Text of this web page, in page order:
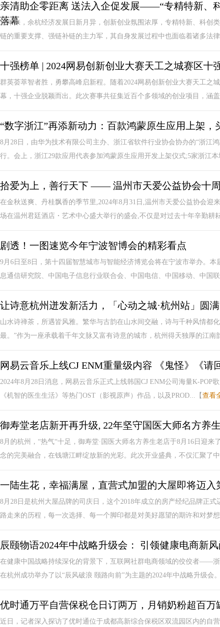
亲清助企零距离 送法入企促发展——“专精特新、
落幕
近年来，余杭经济发展日新月异，创新创业氛围浓厚，专精特新、科创
链的重要支撑、强链补链的主力军，其自身发展过程中也面临着诸多法
十强榜单 | 2024网易创新创业大赛天工之城赛区十
群英荟萃智者胜，勇攀高峰启新程。随着2024网易创新创业大赛天工之
幕，十强企业脱颖而出。此次赛事共征集近百个多领域的创业项目，涵
“数字浙江”再添新动力：百款鸿蒙原生应用上架
8月28日，由华为技术有限公司主办、浙江省软件行业协会协办的“浙江
行。会上，浙江29款应用代表参加鸿蒙原生应用开发上架仪式;5家浙江
拾爱为上，善行天下 —— 温州市天爱公益协会十
在金秋送爽、丹桂飘香的季节里,2024年8月31日,温州市天爱公益协会
场在温州君廷酒店・艺术中心盛大举行的盛会,不仅是对过去十年辛勤耕
剧透！一图速览今年宁波智博会的精彩看点
9月6日至8日，第十四届智慧城市与智能经济博览会将在宁波市举办。
息通信研究院、中国电子信息行业联合会、中国电信、中国移动、中国
让诗意杭州迸发新活力，「心动之城·杭州站」圆
山水诗禅茶，所遇皆风雅。繁华与古韵在山水间交融，诗与千种风情都
最。”作为一座承载着千年文脉又富有诗意的城市，杭州得天独厚的江南
网易云音乐上线CJ ENM重量级内容 《鬼怪》《请
2024年8月28日消息，网易云音乐正式上线韩国CJ ENM公司海量K-POP
《机智的医生生活》等热门OST（影视原声）作品，以及PROD...【 查看
御寿堂老店新开再升级, 22年坚守国医大师名方养
8月的杭州，“热气“十足，御寿堂·国医大师名方养生老店于8月16日迎
念的完美融合，在钱塘江畔绽放新的光彩。此次开业盛典，不仅汇聚了
一陆生花，幸福满屋，直营式加盟的大屋即将迈入
8月28日是杭州大屋品牌的司庆日，这个2018年成立的房产经纪品牌正
路走来的历程，每一次选择、每一个脚印都是对美好愿望的期许和对梦
辰颐物语2024年中战略升级会： 引领健康电商新
在健康中国战略持续深化的背景下，互联网社群电商领域的佼佼者——
在杭州成功举办了以“辰风破浪 颐路向前”为主题的2024年中战略升级会
优时通万平自营保税仓日订两万，月销奶粉超百万
近日，记者深入探访了优时通位于成都高新综合保税区双流园区内的自